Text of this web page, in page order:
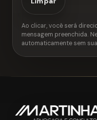
Ao clicar, você será
mensagem preenchida.
automaticamente sem